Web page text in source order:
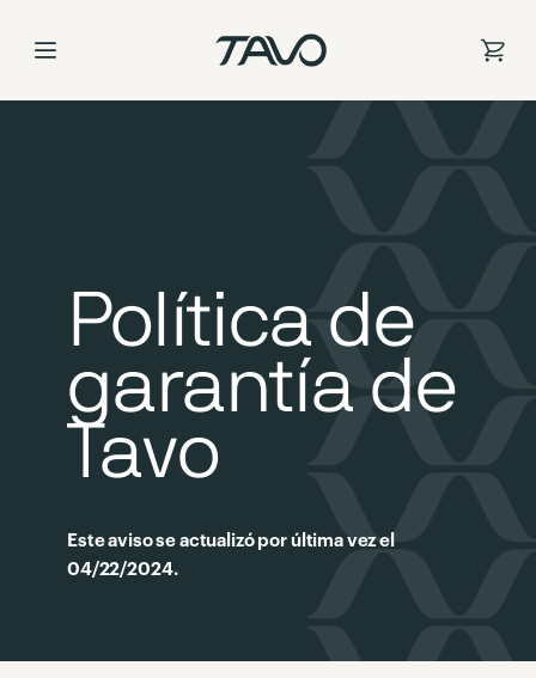
al
Política de
garantía de
Tavo
Este aviso se actualizó por última vez el
04/22/2024.